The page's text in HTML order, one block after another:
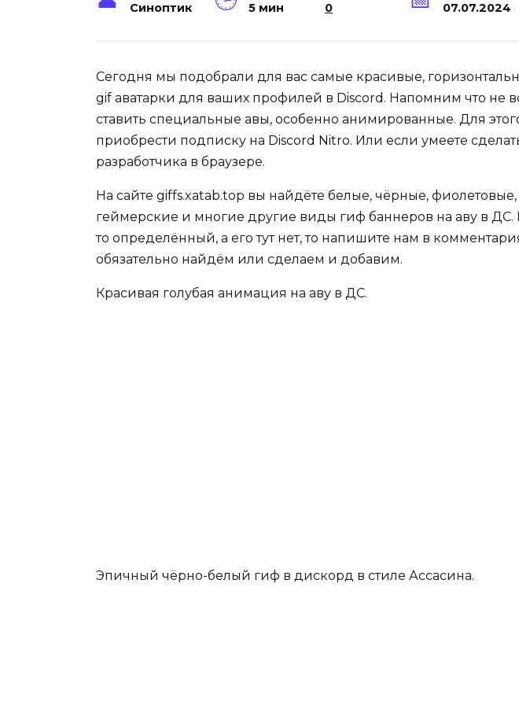
Синоптик 5 мин 0 07.07.2024
Сегодня мы подобрали для вас самые красивые,
gif аватарки для ваших профилей в Discord. Напомним что не
ставить специальные авы, особенно анимированные. Для
приобрести подписку на Discord Nitro. Или если умеете
разработчика в браузере.
На сайте giffs.xatab.top вы найдёте белые, чёрные,
геймерские и многие другие виды гиф баннеров на аву в ДС.
то определённый, а его тут нет, то напишите нам в
обязательно найдём или сделаем и добавим.
Красивая голубая анимация на аву в ДС.
Эпичный чёрно-белый гиф в дискорд в стиле Ассасина.